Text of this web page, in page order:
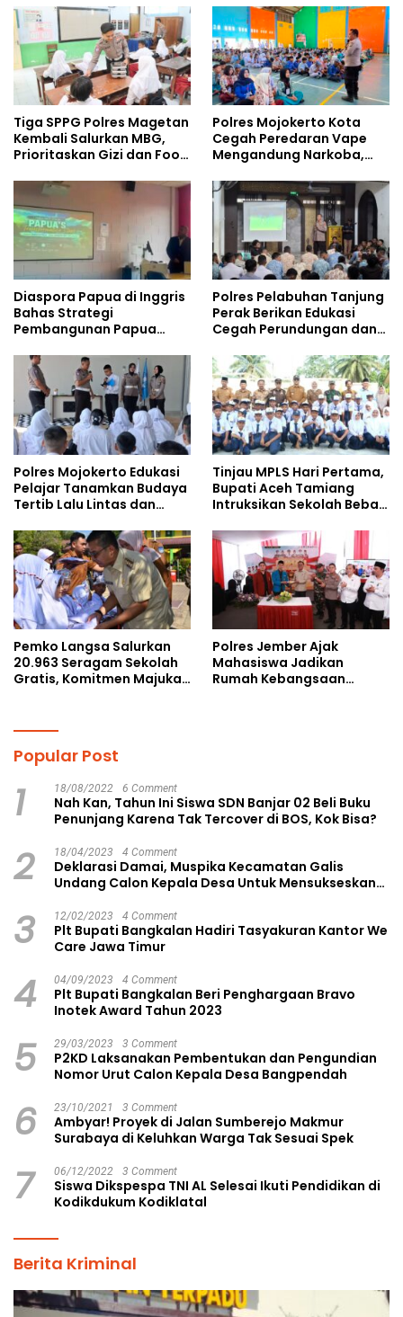
Tiga SPPG Polres Magetan
Kembali Salurkan MBG,
Prioritaskan Gizi dan Food
Polres Mojokerto Kota
Cegah Peredaran Vape
Mengandung Narkoba,
Kalangan Remaja
Diaspora Papua di Inggris
Bahas Strategi
Pembangunan Papua
Doktoral Internasional
Polres Pelabuhan Tanjung
Perak Berikan Edukasi
Cegah Perundungan dan
kepada Pelajar MPLS
Polres Mojokerto Edukasi
Pelajar Tanamkan Budaya
Tertib Lalu Lintas dan
Tinjau MPLS Hari Pertama,
Bupati Aceh Tamiang
Intruksikan Sekolah Bebas
Pemko Langsa Salurkan
20.963 Seragam Sekolah
Gratis, Komitmen Majukan
Polres Jember Ajak
Mahasiswa Jadikan
Rumah Kebangsaan
Popular Post
1 18/08/2022 6 Comment
Nah Kan, Tahun Ini Siswa SDN Banjar 02 Beli Buku
Penunjang Karena Tak Tercover di BOS, Kok Bisa?
2 18/04/2023 4 Comment
Deklarasi Damai, Muspika Kecamatan Galis
Undang Calon Kepala Desa Untuk Mensukseskan
3 12/02/2023 4 Comment
Plt Bupati Bangkalan Hadiri Tasyakuran Kantor We
Care Jawa Timur
4 04/09/2023 4 Comment
Plt Bupati Bangkalan Beri Penghargaan Bravo
Inotek Award Tahun 2023
5 29/03/2023 3 Comment
P2KD Laksanakan Pembentukan dan Pengundian
Nomor Urut Calon Kepala Desa Bangpendah
6 23/10/2021 3 Comment
Ambyar! Proyek di Jalan Sumberejo Makmur
Surabaya di Keluhkan Warga Tak Sesuai Spek
7 06/12/2022 3 Comment
Siswa Dikspespa TNI AL Selesai Ikuti Pendidikan di
Kodikdukum Kodiklatal
Berita Kriminal